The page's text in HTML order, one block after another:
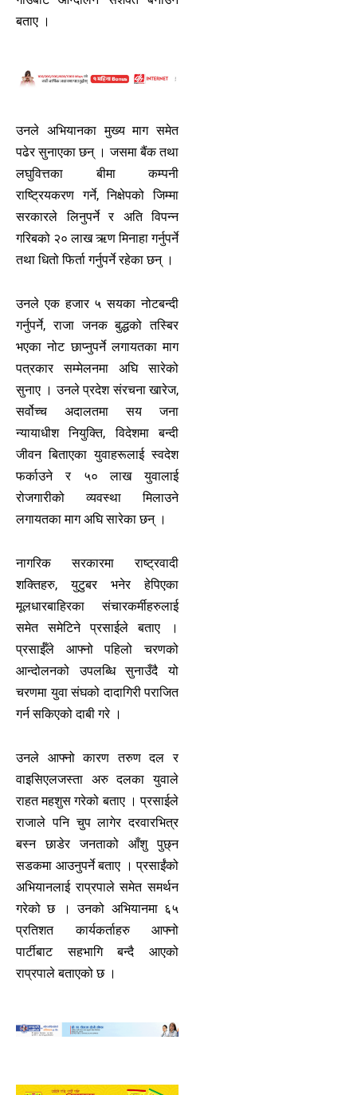
बताए ।
उनले अभियानका मुख्य माग समेत
पढेर सुनाएका छन् । जसमा बैंक तथा
लघुवित्तका बीमा कम्पनी
राष्ट्रियकरण गर्ने, निक्षेपको जिम्मा
सरकारले लिनुपर्ने र अति विपन्न
गरिबको २० लाख ऋण मिनाहा गर्नुपर्ने
तथा धितो फिर्ता गर्नुपर्ने रहेका छन् ।
उनले एक हजार ५ सयका नोटबन्दी
गर्नुपर्ने, राजा जनक बुद्धको तस्बिर
भएका नोट छाप्नुपर्ने लगायतका माग
पत्रकार सम्मेलनमा अघि सारेको
सुनाए । उनले प्रदेश संरचना खारेज,
सर्वोच्च अदालतमा सय जना
न्यायाधीश नियुक्ति, विदेशमा बन्दी
जीवन बिताएका युवाहरूलाई स्वदेश
फर्काउने र ५० लाख युवालाई
रोजगारीको व्यवस्था मिलाउने
लगायतका माग अघि सारेका छन् ।
नागरिक सरकारमा राष्ट्रवादी
शक्तिहरु, युटुबर भनेर हेपिएका
मूलधारबाहिरका संचारकर्मीहरुलाई
समेत समेटिने प्रसाईले बताए ।
प्रसाईँले आफ्नो पहिलो चरणको
आन्दोलनको उपलब्धि सुनाउँदै यो
चरणमा युवा संघको दादागिरी पराजित
गर्न सकिएको दाबी गरे ।
उनले आफ्नो कारण तरुण दल र
वाइसिएलजस्ता अरु दलका युवाले
राहत महशुस गरेको बताए । प्रसाईले
राजाले पनि चुप लागेर दरवारभित्र
बस्न छाडेर जनताको आँशु पुछ्न
सडकमा आउनुपर्ने बताए । प्रसाईंको
अभियानलाई राप्रपाले समेत समर्थन
गरेको छ । उनको अभियानमा ६५
प्रतिशत कार्यकर्ताहरु आफ्नो
पार्टीबाट सहभागि बन्दै आएको
राप्रपाले बताएको छ ।